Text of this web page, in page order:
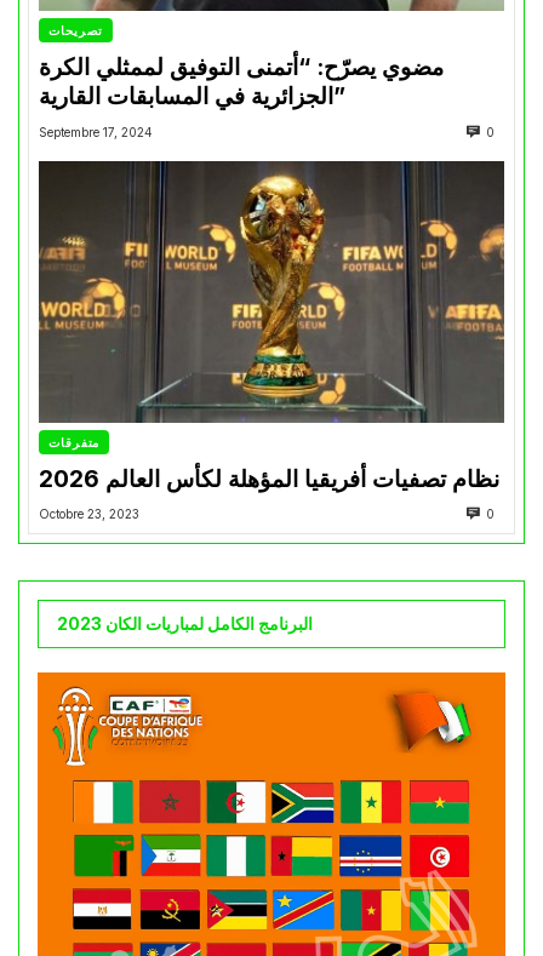
تصريحات
مضوي يصرّح: “أتمنى التوفيق لممثلي الكرة
الجزائرية في المسابقات القارية”
Septembre 17, 2024 0
متفرقات
نظام تصفيات أفريقيا المؤهلة لكأس العالم 2026
Octobre 23, 2023 0
البرنامج الكامل لمباريات الكان 2023